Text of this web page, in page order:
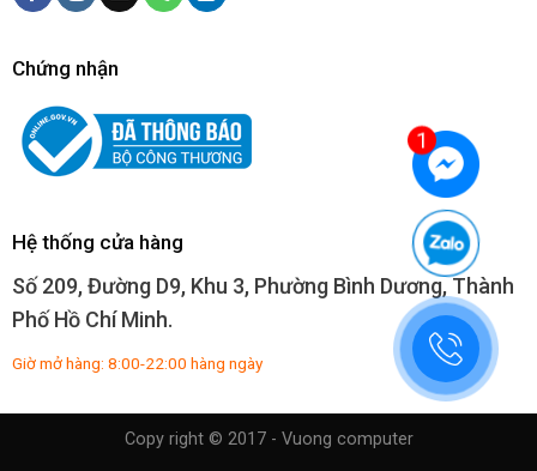
Chứng nhận
Hệ thống cửa hàng
Số 209, Đường D9, Khu 3, Phường Bình Dương, Thành
Phố Hồ Chí Minh.
Giờ mở hàng: 8:00-22:00 hàng ngày
Copy right © 2017 - Vuong computer